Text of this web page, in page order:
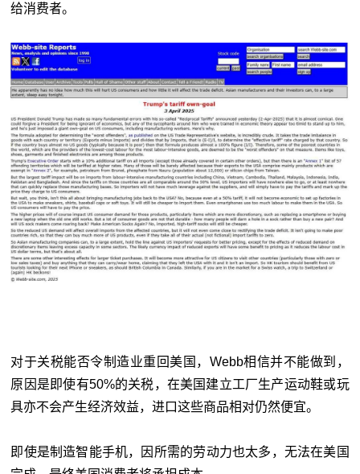
给消费者。
对于关税能否令制造业重回美国，Webb相信并不能做到，
原因是即使有50%的关税，在美国建立工厂生产运动鞋或玩
具亦不会产生经济效益，进口这些商品相对仍然便宜。
即使是制造智能手机，因所需的劳动力也太多，无法在美国